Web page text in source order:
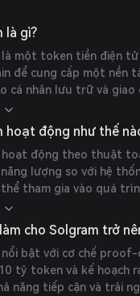
là gì?
là một token tiền điện
để cung cấp một nền
cá nhân lưu trữ và
thiện với người dùng
hoạt động như thế
hoạt động theo thuật
lượng so với hệ
tham gia vào quá
của họ, góp phần
cho Solgram trở
nổi bật với cơ chế
tỷ token và kế hoạch
năng tiếp cận và trải